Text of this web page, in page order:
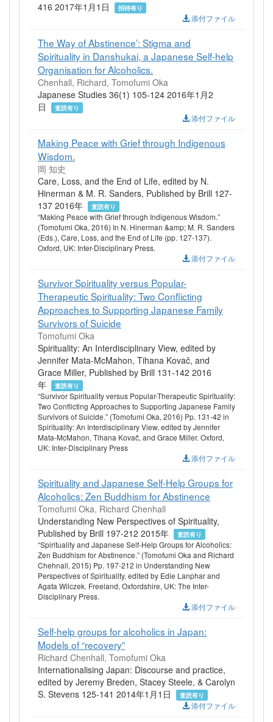
416 2017年1月1日
招待有り
添付ファイル
The Way of Abstinence’: Stigma and
Spirituality in Danshukai, a Japanese Self-help
Organisation for Alcoholics.
Chenhall, Richard, Tomofumi Oka
Japanese Studies 36(1) 105-124 2016年1月2
日
査読有り
添付ファイル
Making Peace with Grief through Indigenous
Wisdom.
岡 知史
Care, Loss, and the End of Life, edited by N.
Hinerman & M. R. Sanders, Published by Brill 127-
137 2016年
査読有り
“Making Peace with Grief through Indigenous Wisdom.”
(Tomofumi Oka, 2016) In N. Hinerman &amp; M. R. Sanders
(Eds.), Care, Loss, and the End of Life (pp. 127-137).
Oxford, UK: Inter-Disciplinary Press.
添付ファイル
Survivor Spirituality versus Popular-
Therapeutic Spirituality: Two Conflicting
Approaches to Supporting Japanese Family
Survivors of Suicide
Tomofumi Oka
Spirituality: An Interdisciplinary View, edited by
Jennifer Mata-McMahon, Tihana Kovač, and
Grace Miller, Published by Brill 131-142 2016
年
査読有り
“Survivor Spirituality versus Popular-Therapeutic Spirituality:
Two Conflicting Approaches to Supporting Japanese Family
Survivors of Suicide.” (Tomofumi Oka, 2016) Pp. 131-42 in
Spirituality: An Interdisciplinary View, edited by Jennifer
Mata-McMahon, Tihana Kovač, and Grace Miller. Oxford,
UK: Inter-Disciplinary Press
添付ファイル
Spirituality and Japanese Self-Help Groups for
Alcoholics: Zen Buddhism for Abstinence
Tomofumi Oka, Richard Chenhall
Understanding New Perspectives of Spirituality,
Published by Brill 197-212 2015年
査読有り
“Spirituality and Japanese Self-Help Groups for Alcoholics:
Zen Buddhism for Abstinence.” (Tomofumi Oka and Richard
Chehnall, 2015) Pp. 197-212 in Understanding New
Perspectives of Spirituality, edited by Edie Lanphar and
Agata Wilczek. Freeland, Oxfordshire, UK: The Inter-
Disciplinary Press.
添付ファイル
Self-help groups for alcoholics in Japan:
Models of “recovery”
Richard Chenhall, Tomofumi Oka
Internationalising Japan: Discourse and practice,
edited by Jeremy Breden, Stacey Steele, & Carolyn
S. Stevens 125-141 2014年1月1日
査読有り
添付ファイル